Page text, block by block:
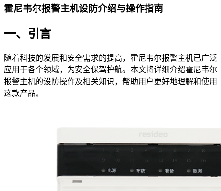
霍尼韦尔报警主机设防介绍与操作指南
一、引言
随着科技的发展和安全需求的提高，霍尼韦尔报警主机已广泛
应用于各个领域，为安全保驾护航。本文将详细介绍霍尼韦尔
报警主机的设防操作及相关知识，帮助用户更好地理解和使用
这款产品。